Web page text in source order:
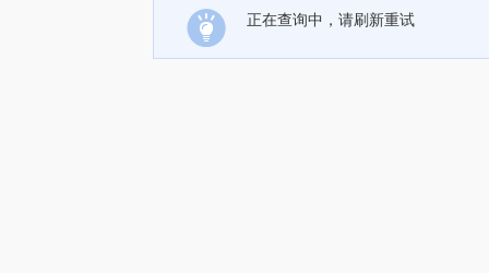
正在查询中，请刷新重试